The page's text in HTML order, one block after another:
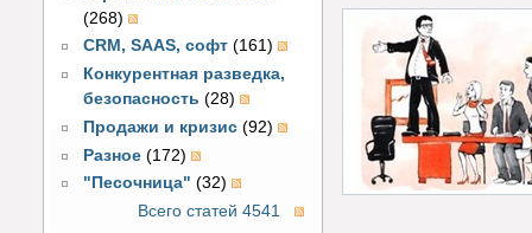
(268)
CRM, SAAS, софт (161)
Конкурентная разведка,
безопасность (28)
Продажи и кризис (92)
Разное (172)
"Песочница" (32)
Всего статей 4541